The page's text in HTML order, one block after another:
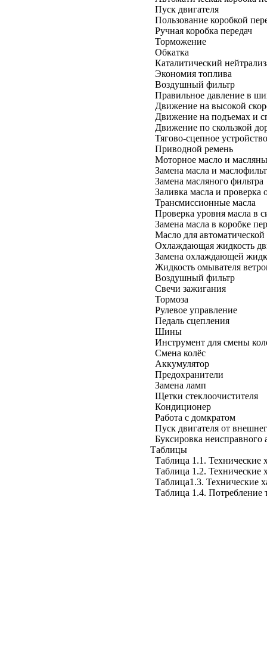
Пуск двигателя
Пользование коробкой
Ручная коробка передач
Торможение
Обкатка
Каталитический
Экономия топлива
Воздушный фильтр
Правильное давление в
Движение на высокой
Движение на подъемах и
Движение по скользкой
Тягово-сцепное устройство
Приводной ремень
Моторное масло и
Замена масла и
Замена масляного фильтра
Заливка масла и проверка
Трансмиссионные масла
Проверка уровня масла в
Замена масла в коробке
Масло для автоматической
Охлаждающая жидкость
Замена охлаждающей
Жидкость омывателя
Воздушный фильтр
Свечи зажигания
Тормоза
Рулевое управление
Педаль сцепления
Шины
Инструмент для смены
Смена колёс
Аккумулятор
Предохранители
Замена ламп
Щетки стеклоочистителя
Кондиционер
Работа с домкратом
Пуск двигателя от
Буксировка неисправного
Таблицы
Таблица 1.1. Технические
Таблица 1.2. Технические
Таблица1.3. Технические
Таблица 1.4. Потребление